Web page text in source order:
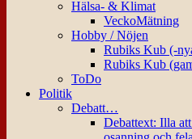
Hälsa- & Klimat
VeckoMätning
Hobby / Nöjen
Rubiks Kub (-
Rubiks Kub
ToDo
Politik
Debatt…
Debattext: Illa